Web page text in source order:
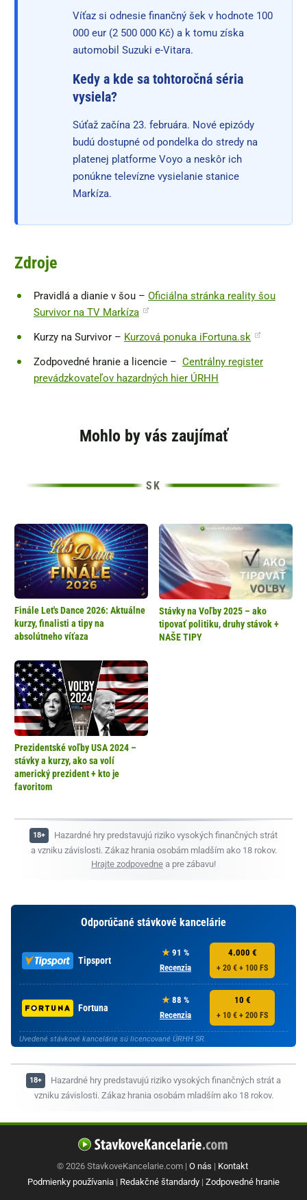
Víťaz si odnesie finančný šek v hodnote 100
000 eur (2 500 000 Kč) a k tomu získa
automobil Suzuki e-Vitara.
Kedy a kde sa tohtoročná séria
vysiela?
Súťaž začína 23. februára. Nové epizódy
budú dostupné od pondelka do stredy na
platenej platforme Voyo a neskôr ich
ponúkne televízne vysielanie stanice
Markíza.
Zdroje
Pravidlá a dianie v šou – Oficiálna stránka reality šou
Survivor na TV Markíza
Kurzy na Survivor – Kurzová ponuka iFortuna.sk
Zodpovedné hranie a licencie – Centrálny register
prevádzkovateľov hazardných hier ÚRHH
Mohlo by vás zaujímať
Finále Let's Dance 2026: Aktuálne
kurzy, finalisti a tipy na
absolútneho víťaza
Stávky na Voľby 2025 – ako
tipovať politiku, druhy stávok +
NAŠE TIPY
Prezidentské voľby USA 2024 –
stávky a kurzy, ako sa volí
americký prezident + kto je
favoritom
Hazardné hry predstavujú riziko vysokých finančných strát
a vzniku závislosti. Zákaz hrania osobám mladším ako 18 rokov.
Hrajte zodpovedne a pre zábavu!
Odporúčané stávkové kancelárie
Tipsport
91 %
Recenzia
4.000 €
+ 20 € + 100 FS
Fortuna
88 %
Recenzia
10 €
+ 10 € + 200 FS
Uvedené stávkové kancelárie sú licencované ÚRHH SR.
Hazardné hry predstavujú riziko vysokých finančných strát a
vzniku závislosti. Zákaz hrania osobám mladším ako 18 rokov.
© 2026 StavkoveKancelarie.com | O nás | Kontakt
Podmienky používania | Redakčné štandardy | Zodpovedné hranie